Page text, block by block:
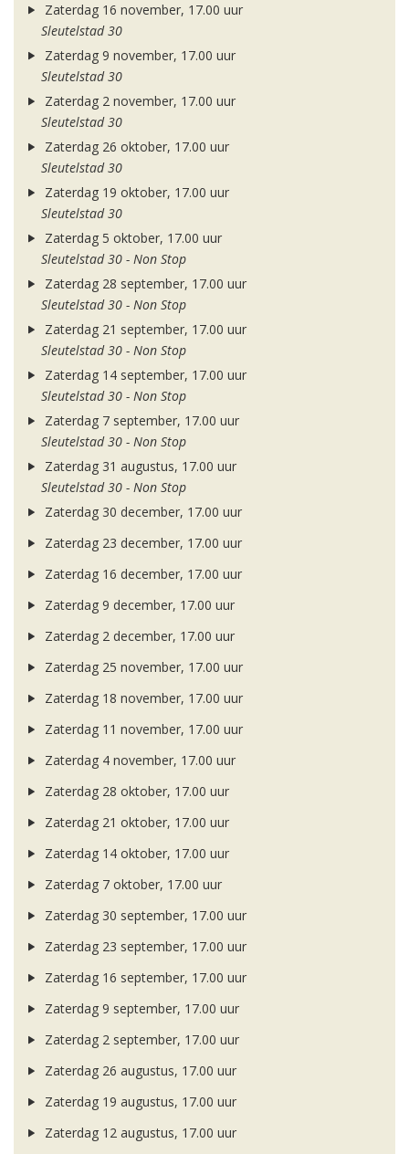
Zaterdag 16 november, 17.00 uur
Sleutelstad 30
Zaterdag 9 november, 17.00 uur
Sleutelstad 30
Zaterdag 2 november, 17.00 uur
Sleutelstad 30
Zaterdag 26 oktober, 17.00 uur
Sleutelstad 30
Zaterdag 19 oktober, 17.00 uur
Sleutelstad 30
Zaterdag 5 oktober, 17.00 uur
Sleutelstad 30 - Non Stop
Zaterdag 28 september, 17.00 uur
Sleutelstad 30 - Non Stop
Zaterdag 21 september, 17.00 uur
Sleutelstad 30 - Non Stop
Zaterdag 14 september, 17.00 uur
Sleutelstad 30 - Non Stop
Zaterdag 7 september, 17.00 uur
Sleutelstad 30 - Non Stop
Zaterdag 31 augustus, 17.00 uur
Sleutelstad 30 - Non Stop
Zaterdag 30 december, 17.00 uur
Zaterdag 23 december, 17.00 uur
Zaterdag 16 december, 17.00 uur
Zaterdag 9 december, 17.00 uur
Zaterdag 2 december, 17.00 uur
Zaterdag 25 november, 17.00 uur
Zaterdag 18 november, 17.00 uur
Zaterdag 11 november, 17.00 uur
Zaterdag 4 november, 17.00 uur
Zaterdag 28 oktober, 17.00 uur
Zaterdag 21 oktober, 17.00 uur
Zaterdag 14 oktober, 17.00 uur
Zaterdag 7 oktober, 17.00 uur
Zaterdag 30 september, 17.00 uur
Zaterdag 23 september, 17.00 uur
Zaterdag 16 september, 17.00 uur
Zaterdag 9 september, 17.00 uur
Zaterdag 2 september, 17.00 uur
Zaterdag 26 augustus, 17.00 uur
Zaterdag 19 augustus, 17.00 uur
Zaterdag 12 augustus, 17.00 uur